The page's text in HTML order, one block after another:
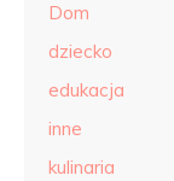
Dom
dziecko
edukacja
inne
kulinaria